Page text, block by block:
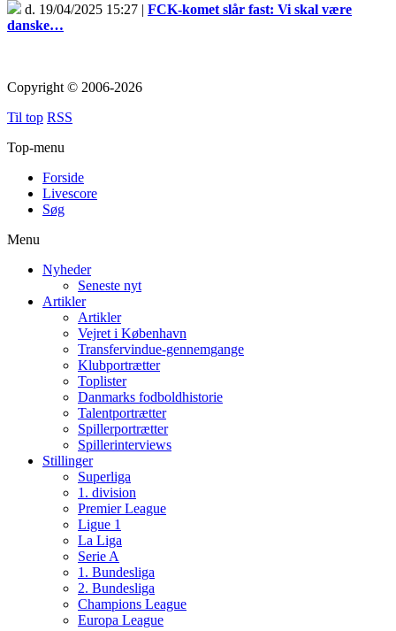
d. 19/04/2025 15:27 | FCK-komet slår fast: Vi skal være
danske…
Copyright © 2006-2026
Til top RSS
Top-menu
Forside
Livescore
Søg
Menu
Nyheder
Seneste nyt
Artikler
Artikler
Vejret i København
Transfervindue-gennemgange
Klubportrætter
Toplister
Danmarks fodboldhistorie
Talentportrætter
Spillerportrætter
Spillerinterviews
Stillinger
Superliga
1. division
Premier League
Ligue 1
La Liga
Serie A
1. Bundesliga
2. Bundesliga
Champions League
Europa League